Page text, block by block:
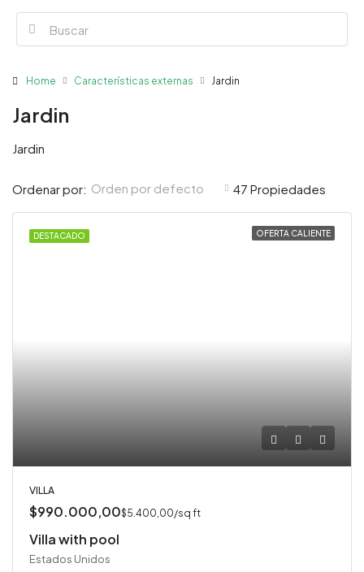
Home Características externas Jardin
Jardin
Jardin
47 Propiedades
Ordenar por: Orden por defecto
DESTACADO OFERTA CALIENTE
VILLA
$990.000,00$5.400,00/sq ft
Villa with pool
Estados Unidos